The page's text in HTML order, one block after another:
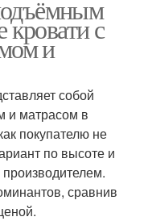
с
и
собой
и матрасом в
покупателю не
по высоте и
сравнив